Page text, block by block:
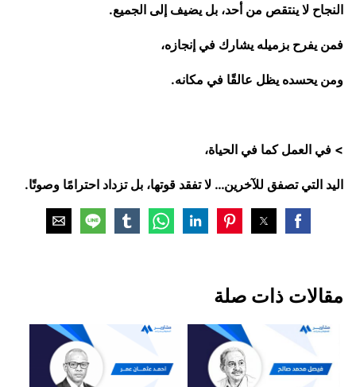
النجاح لا ينتقص من أحد، بل يضيف إلى الجميع.
فمن يفرح بزميله يشارك في إنجازه،
ومن يحسده يظل عالقًا في مكانه.
> في العمل كما في الحياة،
اليد التي تصفق للآخرين… لا تفقد قوتها، بل تزداد احترامًا وصوتًا.
مقالات ذات صلة